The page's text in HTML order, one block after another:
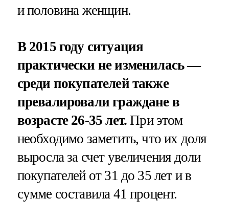
и половина женщин.
В 2015 году ситуация
практически не изменилась —
среди покупателей также
превалировали граждане в
возрасте 26-35 лет.При этом
необходимо заметить, что их доля
выросла за счет увеличения доли
покупателей от 31 до 35 лет и в
сумме составила 41 процент.